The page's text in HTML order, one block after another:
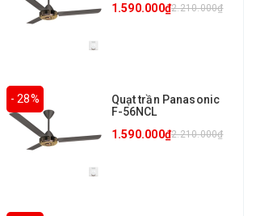
2.210.000₫
1.590.000₫
- 28%
Quạt trần Panasonic
F-56NCL
2.210.000₫
1.590.000₫